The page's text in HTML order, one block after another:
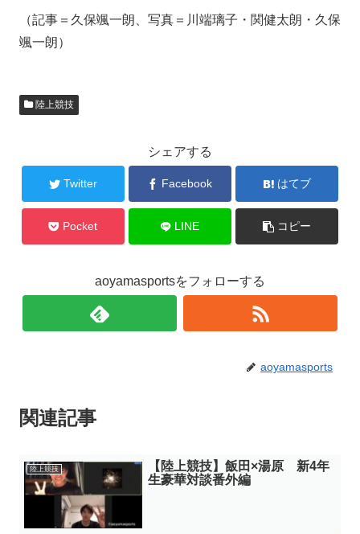
（記事＝久保颯一朗、写真＝川端璃子・関健太朗・久保
颯一朗）
陸上競技
シェアする
Twitter Facebook はてブ
Pocket LINE コピー
aoyamasportsをフォローする
aoyamasports
関連記事
陸上競技
【陸上競技】飯田×湯原 新4年
生豪華対談番外編